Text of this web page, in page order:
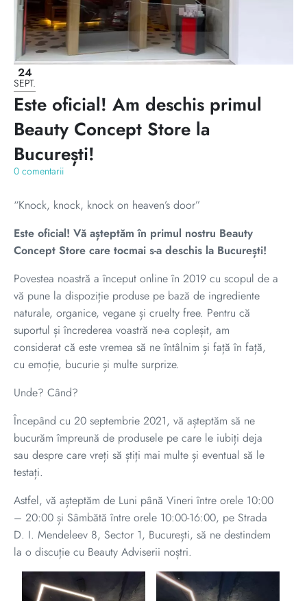
24
SEPT.
Este oficial! Am deschis primul
Beauty Concept Store la
București!
0 comentarii
“Knock, knock, knock on heaven’s door”
Este oficial! Vă așteptăm în primul nostru Beauty
Concept Store care tocmai s-a deschis la București!
Povestea noastră a început online în 2019 cu scopul de a
vă pune la dispoziție produse pe bază de ingrediente
naturale, organice, vegane și cruelty free. Pentru că
suportul și încrederea voastră ne-a copleșit, am
considerat că este vremea să ne întâlnim și față în față,
cu emoție, bucurie și multe surprize.
Unde? Când?
Începând cu 20 septembrie 2021, vă așteptăm să ne
bucurăm împreună de produsele pe care le iubiți deja
sau despre care vreți să știți mai multe și eventual să le
testați.
Astfel, vă așteptăm de Luni până Vineri între orele 10:00
– 20:00 și Sâmbătă între orele 10:00-16:00, pe Strada
D. I. Mendeleev 8, Sector 1, București, să ne destindem
la o discuție cu Beauty Adviserii noștri.